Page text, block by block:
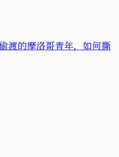
渡的摩洛哥青年，如何撕